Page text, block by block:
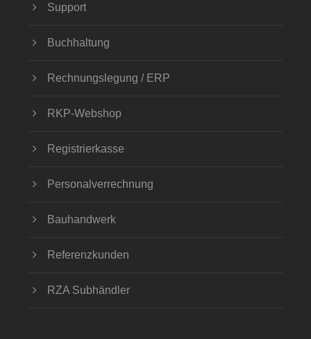
Support
Buchhaltung
Rechnungslegung / ERP
RKP-Webshop
Registrierkasse
Personalverrechnung
Bauhandwerk
Referenzkunden
RZA Subhändler